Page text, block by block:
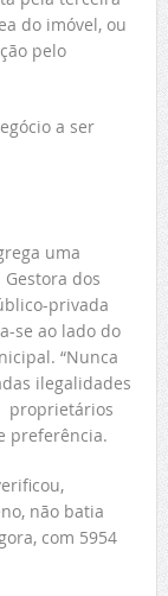
do imóvel, ou
pelo
a ser
uma
dos
privada
se ao lado do
“Nunca
ilegalidades
proprietários
preferência.
não batia
com 5954